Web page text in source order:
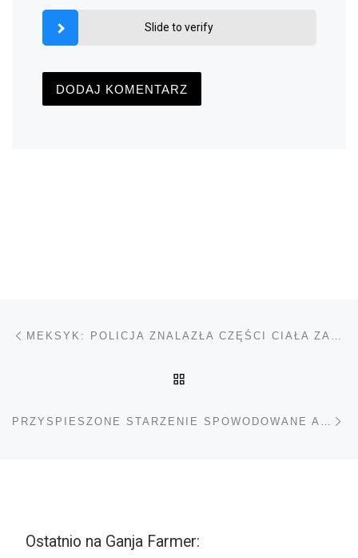
Slide to verify
Nawigacja wpisu
Ostatnio na Ganja Farmer: